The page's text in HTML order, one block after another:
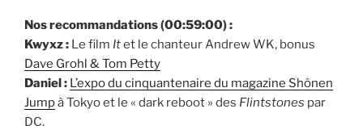
Nos recommandations (00:59:00) :
Kwyxz : Le film Itet le chanteur Andrew WK, bonus
Dave Grohl & Tom Petty
Daniel : L’expo du cinquantenaire du magazine Shônen
Jumpà Tokyo et le « dark reboot » des Flintstones par
DC.